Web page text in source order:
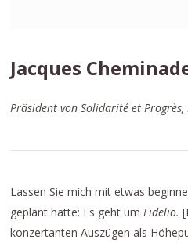
Jacques
Präsident von Solidarité et Progrès,
Lassen Sie mich mit etwas
geplant hatte: Es geht umFidelio.
konzertanten Auszügen als